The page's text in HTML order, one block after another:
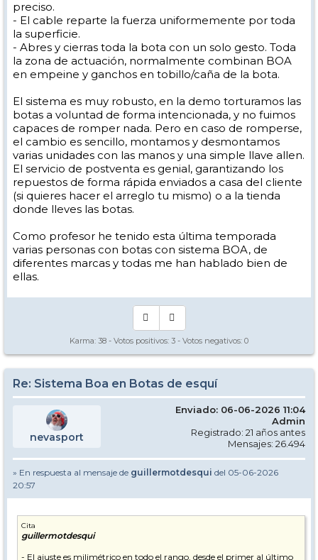
preciso.
- El cable reparte la fuerza uniformemente por toda
la superficie.
- Abres y cierras toda la bota con un solo gesto. Toda
la zona de actuación, normalmente combinan BOA
en empeine y ganchos en tobillo/caña de la bota.
El sistema es muy robusto, en la demo torturamos las
botas a voluntad de forma intencionada, y no fuimos
capaces de romper nada. Pero en caso de romperse,
el cambio es sencillo, montamos y desmontamos
varias unidades con las manos y una simple llave allen.
El servicio de postventa es genial, garantizando los
repuestos de forma rápida enviados a casa del cliente
(si quieres hacer el arreglo tu mismo) o a la tienda
donde lleves las botas.
Como profesor he tenido esta última temporada
varias personas con botas con sistema BOA, de
diferentes marcas y todas me han hablado bien de
ellas.
Karma: 38 - Votos positivos: 3 - Votos negativos: 0
Re: Sistema Boa en Botas de esquí
nevasport
Enviado: 06-06-2026 11:04
Admin
Registrado: 21 años antes
Mensajes: 26.494
» En respuesta al mensaje de guillermotdesqui del 05-06-2026
20:57
Cita
guillermotdesqui
- El ajuste es milimétrico en todo el rango, desde el primer al último